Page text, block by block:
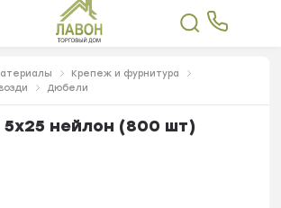
Крепеж и фурнитура
Дюбели
нейлон (800 шт)